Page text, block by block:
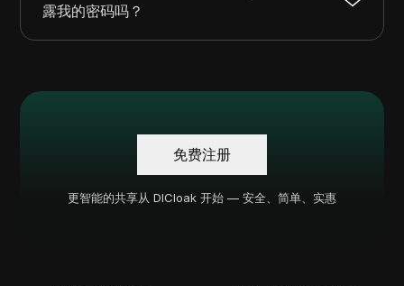
露我的密码吗？
免费注册
更智能的共享从 DICloak 开始 — 安全、简单、实惠